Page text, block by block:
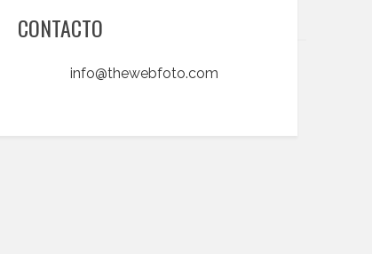
CONTACTO
info@thewebfoto.com